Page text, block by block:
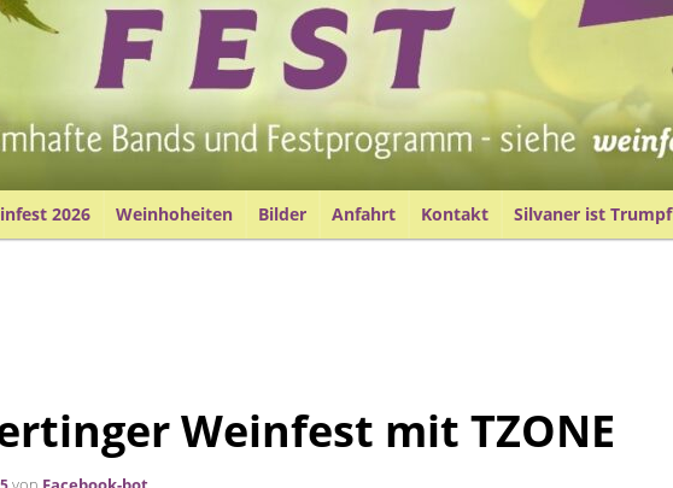
2026 Weinhoheiten Bilder Anfahrt Kontakt Silvaner ist Trumpf
Weinfest mit TZONE